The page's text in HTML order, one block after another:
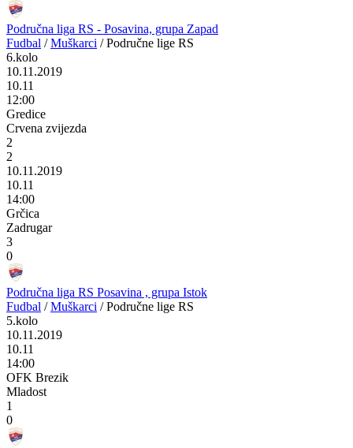
Područna liga RS - Posavina, grupa Zapad
Fudbal / Muškarci / Područne lige RS
6.kolo
10.11.2019
10.11
12:00
Gredice
Crvena zvijezda
2
2
10.11.2019
10.11
14:00
Grčica
Zadrugar
3
0
Područna liga RS Posavina , grupa Istok
Fudbal / Muškarci / Područne lige RS
5.kolo
10.11.2019
10.11
14:00
OFK Brezik
Mladost
1
0